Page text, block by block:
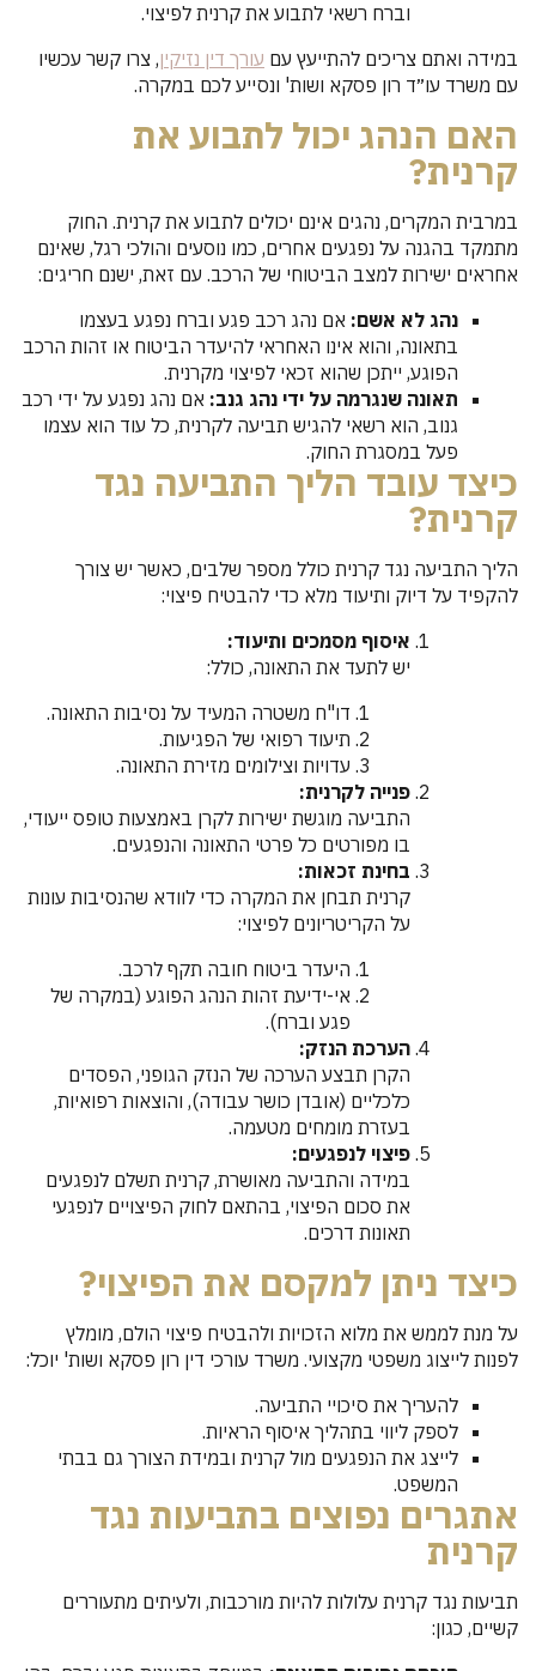
וברח רשאי לתבוע את קרנית לפיצוי.
במידה ואתם צריכים להתייעץ עם עורך דין נזיקין, צרו קשר עכשיו
עם משרד עו״ד רון פסקא ושות' ונסייע לכם במקרה.
האם הנהג יכול לתבוע את
קרנית?
במרבית המקרים, נהגים אינם יכולים לתבוע את קרנית. החוק
מתמקד בהגנה על נפגעים אחרים, כמו נוסעים והולכי רגל, שאינם
אחראים ישירות למצב הביטוחי של הרכב. עם זאת, ישנם חריגים:
נהג לא אשם: אם נהג רכב פגע וברח נפגע בעצמו
בתאונה, והוא אינו האחראי להיעדר הביטוח או זהות הרכב
הפוגע, ייתכן שהוא זכאי לפיצוי מקרנית.
תאונה שנגרמה על ידי נהג גנב: אם נהג נפגע על ידי רכב
גנוב, הוא רשאי להגיש תביעה לקרנית, כל עוד הוא עצמו
פעל במסגרת החוק.
כיצד עובד הליך התביעה נגד
קרנית?
הליך התביעה נגד קרנית כולל מספר שלבים, כאשר יש צורך
להקפיד על דיוק ותיעוד מלא כדי להבטיח פיצוי:
איסוף מסמכים ותיעוד:
יש לתעד את התאונה, כולל:
דו"ח משטרה המעיד על נסיבות התאונה.
תיעוד רפואי של הפגיעות.
עדויות וצילומים מזירת התאונה.
פנייה לקרנית:
התביעה מוגשת ישירות לקרן באמצעות טופס ייעודי,
בו מפורטים כל פרטי התאונה והנפגעים.
בחינת זכאות:
קרנית תבחן את המקרה כדי לוודא שהנסיבות עונות
על הקריטריונים לפיצוי:
היעדר ביטוח חובה תקף לרכב.
אי-ידיעת זהות הנהג הפוגע (במקרה של
פגע וברח).
הערכת הנזק:
הקרן תבצע הערכה של הנזק הגופני, הפסדים
כלכליים (אובדן כושר עבודה), והוצאות רפואיות,
בעזרת מומחים מטעמה.
פיצוי לנפגעים:
במידה והתביעה מאושרת, קרנית תשלם לנפגעים
את סכום הפיצוי, בהתאם לחוק הפיצויים לנפגעי
תאונות דרכים.
כיצד ניתן למקסם את הפיצוי?
על מנת לממש את מלוא הזכויות ולהבטיח פיצוי הולם, מומלץ
לפנות לייצוג משפטי מקצועי. משרד עורכי דין רון פסקא ושות' יוכל:
להעריך את סיכויי התביעה.
לספק ליווי בתהליך איסוף הראיות.
לייצג את הנפגעים מול קרנית ובמידת הצורך גם בבתי
המשפט.
אתגרים נפוצים בתביעות נגד
קרנית
תביעות נגד קרנית עלולות להיות מורכבות, ולעיתים מתעוררים
קשיים, כגון: